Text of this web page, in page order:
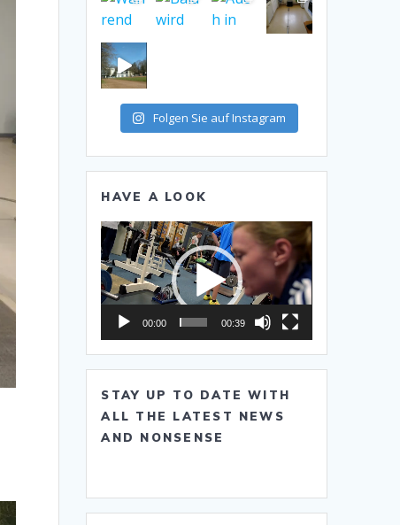
Folgen Sie auf Instagram
HAVE A LOOK
Video-
Player
00:00 00:39
STAY UP TO DATE WITH
ALL THE LATEST NEWS
AND NONSENSE